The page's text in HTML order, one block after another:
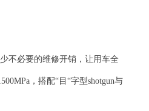
不必要的维修开销，让用车全
，搭配“目“字型shotgun与